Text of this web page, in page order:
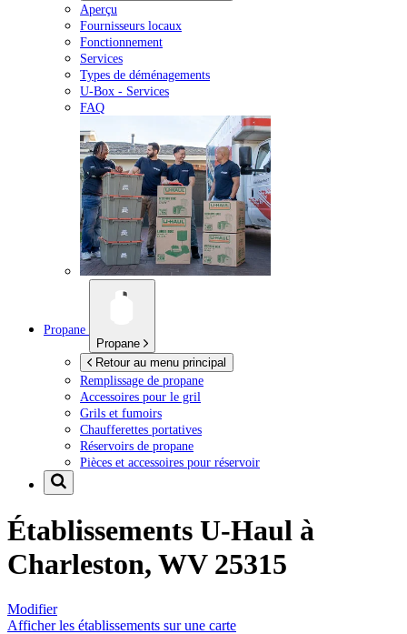
Aperçu
Fournisseurs locaux
Fonctionnement
Services
Types de déménagements
U-Box - Services
FAQ
Propane
Propane
Retour au menu principal
Remplissage de propane
Accessoires pour le gril
Grils et fumoirs
Chaufferettes portatives
Réservoirs de propane
Pièces et accessoires pour réservoir
Établissements U-Haul à
Charleston, WV 25315
Modifier
Afficher les établissements sur une carte